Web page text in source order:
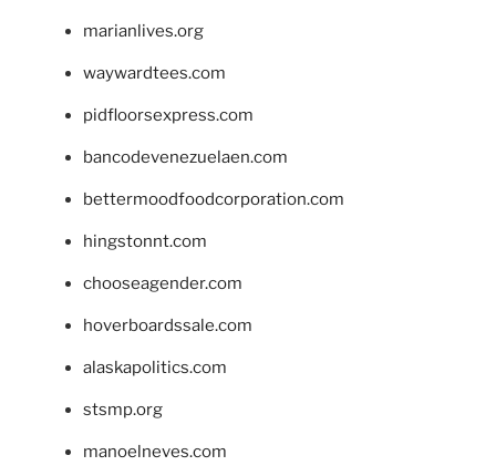
marianlives.org
waywardtees.com
pidfloorsexpress.com
bancodevenezuelaen.com
bettermoodfoodcorporation.com
hingstonnt.com
chooseagender.com
hoverboardssale.com
alaskapolitics.com
stsmp.org
manoelneves.com